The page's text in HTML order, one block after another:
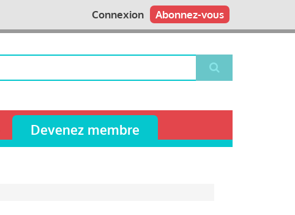
Abonnez-vous
Connexion
Devenez membre